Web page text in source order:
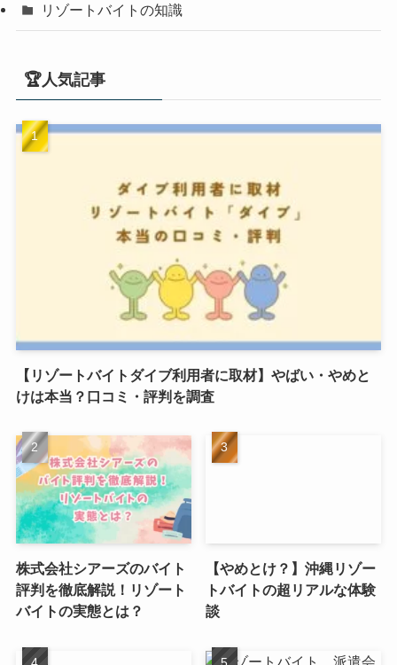
リゾートバイトの知識
🏆人気記事
【リゾートバイトダイブ利用者に取材】やばい・やめと
けは本当？口コミ・評判を調査
株式会社シアーズのバイト
評判を徹底解説！リゾート
バイトの実態とは？
【やめとけ？】沖縄リゾー
トバイトの超リアルな体験
談